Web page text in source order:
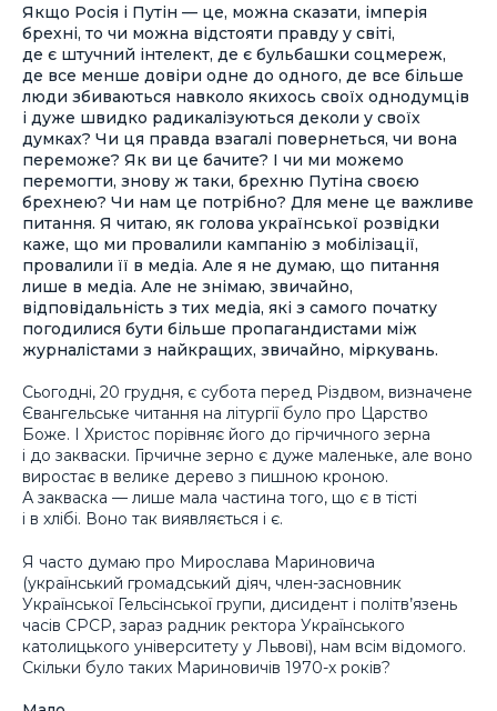
Якщо Росія і Путін — це, можна сказати, імперія
брехні, то чи можна відстояти правду у світі,
де є штучний інтелект, де є бульбашки соцмереж,
де все менше довіри одне до одного, де все більше
люди збиваються навколо якихось своїх однодумців
і дуже швидко радикалізуються деколи у своїх
думках? Чи ця правда взагалі повернеться, чи вона
переможе? Як ви це бачите? І чи ми можемо
перемогти, знову ж таки, брехню Путіна своєю
брехнею? Чи нам це потрібно? Для мене це важливе
питання. Я читаю, як голова української розвідки
каже, що ми провалили кампанію з мобілізації,
провалили її в медіа. Але я не думаю, що питання
лише в медіа. Але не знімаю, звичайно,
відповідальність з тих медіа, які з самого початку
погодилися бути більше пропагандистами між
журналістами з найкращих, звичайно, міркувань.
Сьогодні, 20 грудня, є субота перед Різдвом, визначене
Євангельське читання на літургії було про Царство
Боже. І Христос порівняє його до гірчичного зерна
і до закваски. Гірчичне зерно є дуже маленьке, але воно
виростає в велике дерево з пишною кроною.
А закваска — лише мала частина того, що є в тісті
і в хлібі. Воно так виявляється і є.
Я часто думаю про Мирослава Мариновича
(український громадський діяч, член-засновник
Української Гельсінської групи, дисидент і політв’язень
часів СРСР, зараз радник ректора Українського
католицького університету у Львові), нам всім відомого.
Скільки було таких Мариновичів 1970-х років?